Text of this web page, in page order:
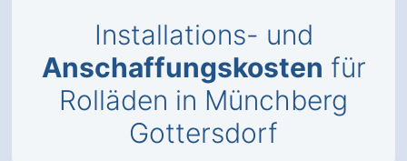
Installations- und
Anschaffungskosten für
Rolläden in Münchberg
Gottersdorf